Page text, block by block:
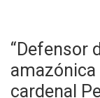
“Defensor
amazónica
cardenal